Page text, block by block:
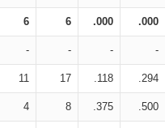
6 6 .000 .000
- - - -
11 17 .118 .294
4 8 .375 .500